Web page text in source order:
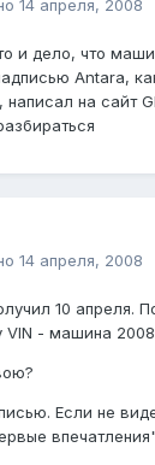
14 апреля, 2008
и дело, что
Antara,
написал на сайт
14 апреля, 2008
10 апреля.
VIN - машина 2008
Если не
впечатления"